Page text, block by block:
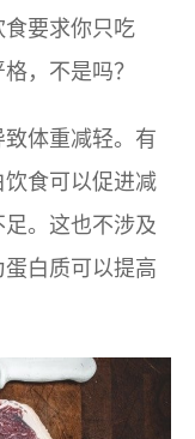
要求你只吃
，不是吗？
体重减轻。有
食可以促进减
。这也不涉及
白质可以提高